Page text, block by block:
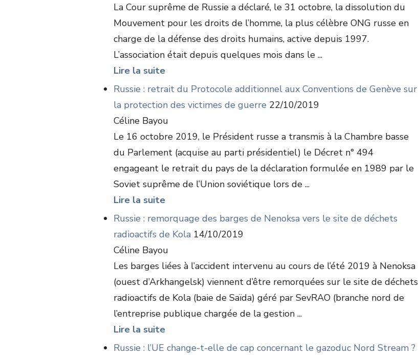
La Cour suprême de Russie a déclaré, le 31 octobre, la dissolution du
Mouvement pour les droits de l’homme, la plus célèbre ONG russe en
charge de la défense des droits humains, active depuis 1997.
L’association était depuis quelques mois dans le ...
Lire la suite
Russie : retrait du Protocole additionnel aux Conventions de Genève sur
la protection des victimes de guerre 22/10/2019
Céline Bayou
Le 16 octobre 2019, le Président russe a transmis à la Chambre basse
du Parlement (acquise au parti présidentiel) le Décret n° 494
engageant le retrait du pays de la déclaration formulée en 1989 par le
Soviet suprême de l’Union soviétique lors de ...
Lire la suite
Russie : remorquage des barges de Nenoksa vers le site de déchets
radioactifs de Kola 14/10/2019
Céline Bayou
Les barges liées à l’accident intervenu au cours de l’été 2019 à Nenoksa
(ouest d’Arkhangelsk) viennent d’être remorquées sur le site de déchets
radioactifs de Kola (baie de Saïda) géré par SevRAO (branche nord de
l’entreprise publique chargée de la gestion ...
Lire la suite
Russie : l’UE change-t-elle de cap concernant le gazoduc Nord Stream ?